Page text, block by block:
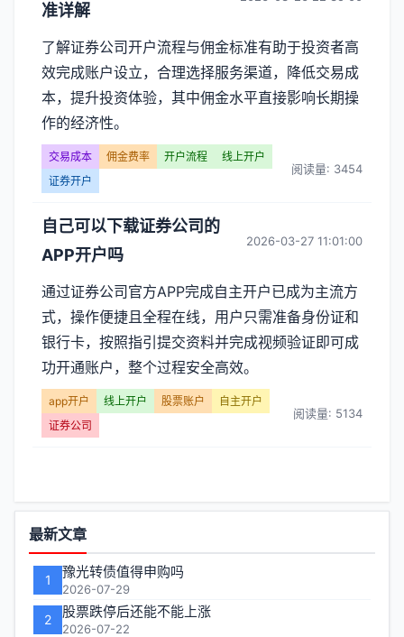
准详解
了解证券公司开户流程与佣金标准有助于投资者高
效完成账户设立，合理选择服务渠道，降低交易成
本，提升投资体验，其中佣金水平直接影响长期操
作的经济性。
交易成本 佣金费率 开户流程
线上开户
证券开户
阅读量: 3454
自己可以下载证券公司的
APP开户吗
2026-03-27 11:01:00
通过证券公司官方APP完成自主开户已成为主流方
式，操作便捷且全程在线，用户只需准备身份证和
银行卡，按照指引提交资料并完成视频验证即可成
功开通账户，整个过程安全高效。
app开户 线上开户 股票账户
自主开户
证券公司
阅读量: 5134
功
能
区
最新文章
1 豫光转债值得申购吗
2026-07-29
2 股票跌停后还能不能上涨
2026-07-22